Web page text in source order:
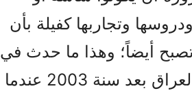
الطائلة ودروسها وتجاربها كفيلة بأن
أيضاً؛ وهذا ما حدث في
إيران بعد عام 1979، وكذلك ما حدث في العراق بعد سنة 2003 عندما